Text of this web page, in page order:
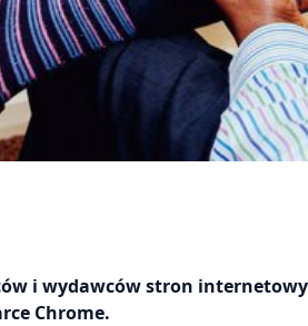
i wydawców stron
Chrome.